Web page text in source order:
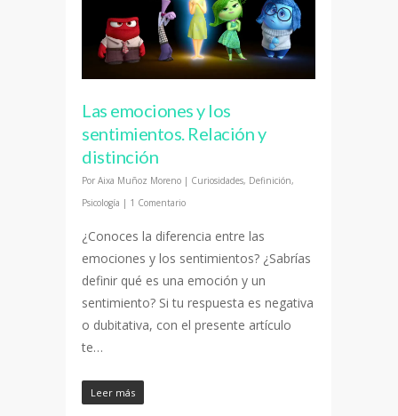
Las emociones y los
sentimientos. Relación y
distinción
Por Aixa Muñoz Moreno | Curiosidades, Definición,
Psicología | 1 Comentario
¿Conoces la diferencia entre las
emociones y los sentimientos? ¿Sabrías
definir qué es una emoción y un
sentimiento? Si tu respuesta es negativa
o dubitativa, con el presente artículo
te…
Leer más